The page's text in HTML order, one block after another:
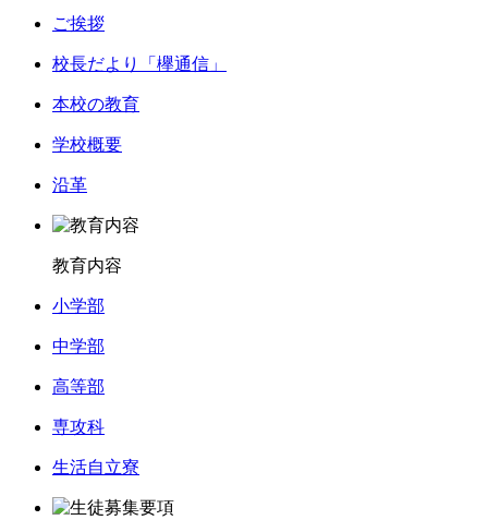
ご挨拶
校長だより「欅通信」
本校の教育
学校概要
沿革
教育内容
小学部
中学部
高等部
専攻科
生活自立寮